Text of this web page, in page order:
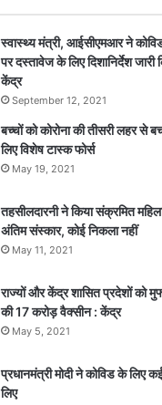
स्वास्थ्य मंत्री, आईसीएमआर ने
पर दस्तावेज के लिए दिशानिर्देश जारी
केंद्र
September 12, 2021
बच्चों को कोरोना की तीसरी लहर से
लिए विशेष टास्क फोर्स
May 19, 2021
तहसीलदारनी ने किया संक्रमित
अंतिम संस्कार, कोई निकला नहीं
May 11, 2021
राज्यों और केंद्र शासित प्रदेशों को
की 17 करोड़ वैक्सीन : केंद्र
May 5, 2021
प्रधानमंत्री मोदी ने कोविड के लिए
लिए